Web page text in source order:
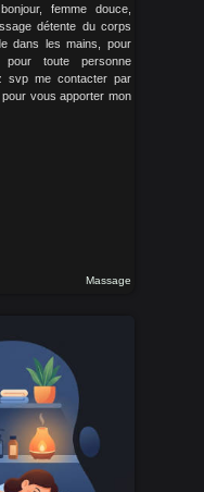
femme douce,
détente du corps
dans les mains, pour
toute personne
svp me contacter par
vous apporter mon
Massage